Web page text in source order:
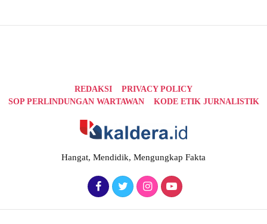
REDAKSI
PRIVACY POLICY
SOP PERLINDUNGAN WARTAWAN
KODE ETIK JURNALISTIK
Hangat, Mendidik, Mengungkap Fakta